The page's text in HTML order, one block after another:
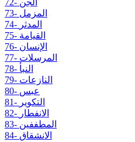
73- المزمل
74- المدثر
75- القيامة
76- الإنسان
77- المرسلات
78- النبأ
79- النازعات
80- عبس
81- التكوير
82- الانفطار
83- المطففين
84- الانشقاق